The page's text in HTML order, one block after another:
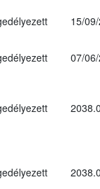
15/
07/